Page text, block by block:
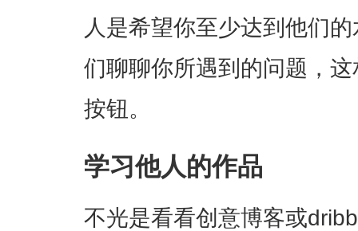
人是希望你至少达到他们
们聊聊你所遇到的问题，
按钮。
学习他人的作品
不光是看看创意博客或